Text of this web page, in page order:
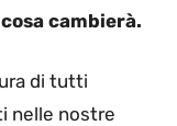
cambierà.
di tutti
nelle nostre